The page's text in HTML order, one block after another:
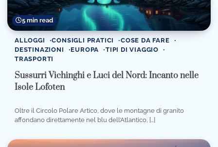
5 min read
ALLOGGI CONSIGLI PRATICI
COSE DA FARE
DESTINAZIONI
EUROPA
TIPI DI VIAGGIO
TRASPORTI
Sussurri Vichinghi e Luci del Nord: Incanto nelle
Isole Lofoten
Oltre il Circolo Polare Artico, dove le montagne di granito
affondano direttamente nel blu dell’Atlantico, […]